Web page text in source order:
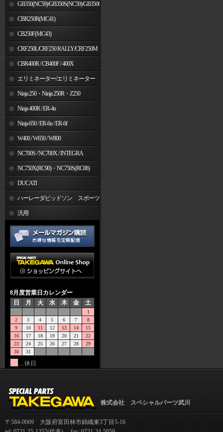
GB350(NC59)/GB350S(NC59)/GB350C(NC64)
CBR250R(MC41)
CB250F(MC43)
CRF250L/CRF250 RALLY/CRF250M
CBR400R / CB400F / 400X
エリミネーター/エリミネーター
SE Ninja 250・Ninja 250R・Z250
Ninja 400R / ER-4n
Ninja 650 / ER-6n / ER-6f
W400 / W650 / W800
NC700S / NC700X / INTEGRA
NC750X(RC90)・NC750S(RC88)
DUCATI
ハーレーダビッドソン スポーツ
スター汎用
8月度営業日カレンダー
日
月 火 水 木 金 土
1
2
3 4 5 6 7
8
9
10 11 12 13 14
15
16
17 18 19 20 21
22
23
24 25 26 27 28
29
30
31
…休日
株式会社 スペシャルパーツ武川
〒584-0069 大阪府富田林市錦織東3丁目5-16